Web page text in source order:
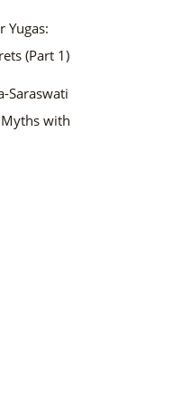
Yugas:
(Part 1)
Saraswati
with